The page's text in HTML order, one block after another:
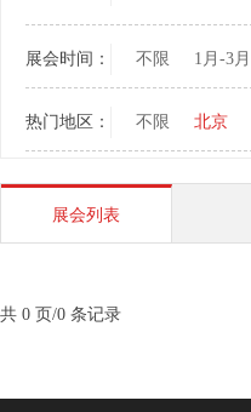
展会时间： 不限 1月-3月
热门地区： 不限 北京
展会列表
共 0 页/0 条记录